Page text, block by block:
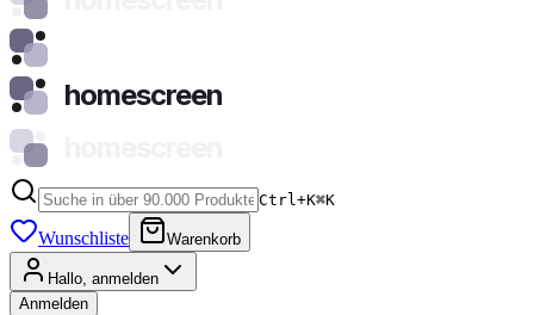
homescreen
Ctrl+K⌘K
Wunschliste Warenkorb
Hallo, anmelden
Anmelden